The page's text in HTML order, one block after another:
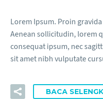
Lorem Ipsum. Proin
Aenean sollicitudin, lorem
consequat ipsum, nec
sit amet nibh vulputate
BACA